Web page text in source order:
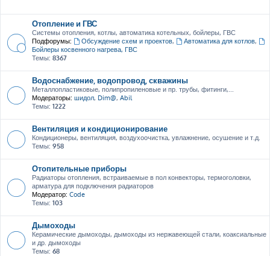
Отопление и ГВС
Системы отопления, котлы, автоматика котельных, бойлеры, ГВС
Подфорумы:
Обсуждение схем и проектов, Автоматика для котлов,
Бойлеры косвенного нагрева, ГВС
Темы: 8367
Водоснабжение, водопровод, скважины
Металлопластиковые, полипропиленовые и пр. трубы, фитинги,...
Модераторы: шидол, Dim@, Abil
Темы: 1222
Вентиляция и кондиционирование
Кондиционеры, вентиляция, воздухоочистка, увлажнение, осушение и т.д.
Темы: 958
Отопительные приборы
Радиаторы отопления, встраиваемые в пол конвекторы, термоголовки,
арматура для подключения радиаторов
Модератор: Code
Темы: 103
Дымоходы
Керамические дымоходы, дымоходы из нержавеющей стали, коаксиальные
и др. дымоходы
Темы: 68